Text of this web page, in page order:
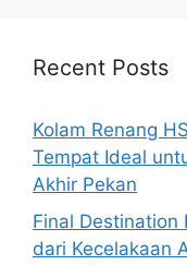
Recent Posts
Kolam Renang
Tempat Ideal
Akhir Pekan
Final Destination
dari Kecelakaan